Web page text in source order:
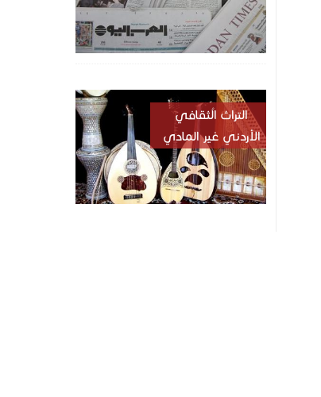
التراث الُثقافي
الأردني غير المادي